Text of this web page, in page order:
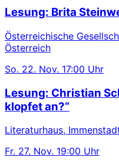
Lesung: Brita
Österreichische
Österreich
So. 22. Nov. 17:00 Uhr
Lesung: Christian
klopfet an?“
Literaturhaus,
Fr. 27. Nov. 19:00 Uhr